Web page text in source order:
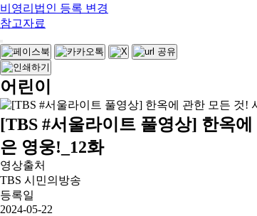
비영리법인 등록 변경
참고자료
어린이
[TBS #서울라이트 풀영상] 한옥
은 영웅!_12화
영상출처
TBS 시민의방송
등록일
2024-05-22